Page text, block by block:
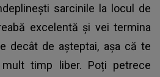
sarcinile la locul de
excelentă și vei termina
decât de așteptai, așa că te
timp liber. Poți petrece